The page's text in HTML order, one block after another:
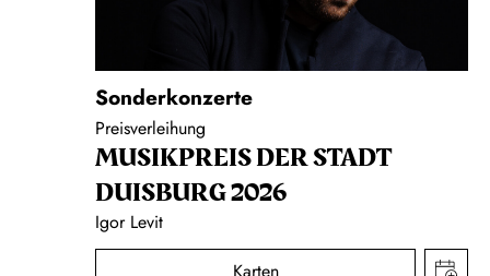
Sonderkonzerte
Preisverleihung
MUSIK­PREIS DER STADT
DUISBURG 2026
Igor Levit
Karten